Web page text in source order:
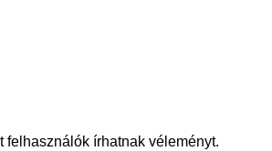
felhasználók írhatnak véleményt.